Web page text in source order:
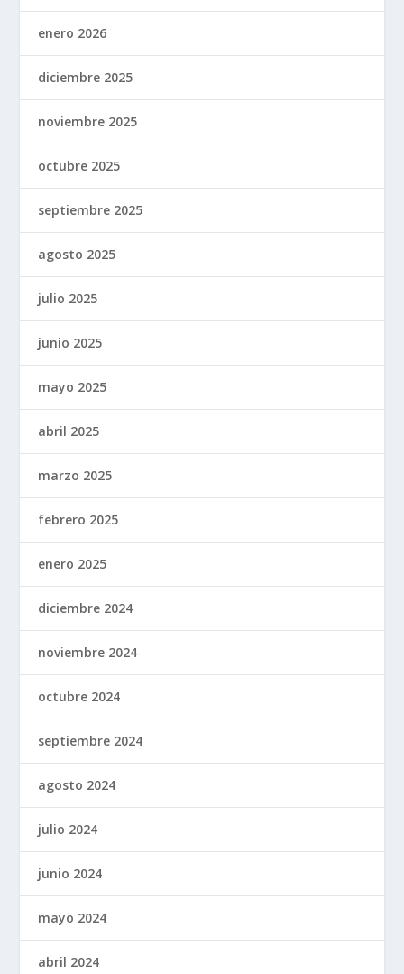
enero 2026
diciembre 2025
noviembre 2025
octubre 2025
septiembre 2025
agosto 2025
julio 2025
junio 2025
mayo 2025
abril 2025
marzo 2025
febrero 2025
enero 2025
diciembre 2024
noviembre 2024
octubre 2024
septiembre 2024
agosto 2024
julio 2024
junio 2024
mayo 2024
abril 2024